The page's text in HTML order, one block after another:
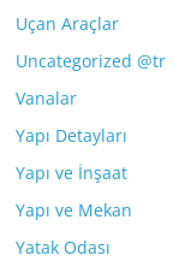
Uçan Araçlar
Uncategorized @tr
Vanalar
Yapı Detayları
Yapı ve İnşaat
Yapı ve Mekan
Yatak Odası